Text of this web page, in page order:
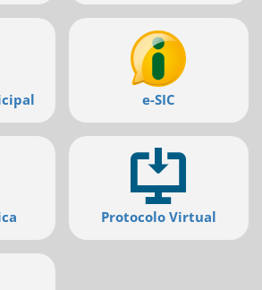
e-SIC
Protocolo Virtual